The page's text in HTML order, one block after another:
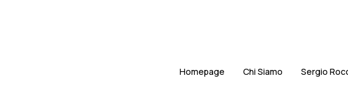
Homepage Chi Siamo Sergio